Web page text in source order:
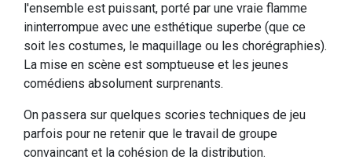
l'ensemble est puissant, porté par une vraie flamme
ininterrompue avec une esthétique superbe (que ce
soit les costumes, le maquillage ou les chorégraphies).
La mise en scène est somptueuse et les jeunes
comédiens absolument surprenants.
On passera sur quelques scories techniques de jeu
parfois pour ne retenir que le travail de groupe
convaincant et la cohésion de la distribution.